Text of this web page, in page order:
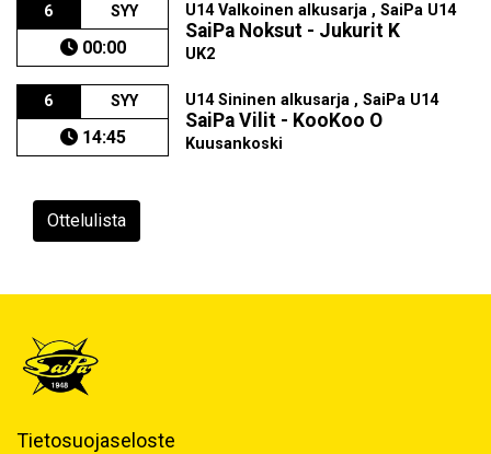
6 SYY
00:00
U14 Valkoinen alkusarja , SaiPa U14
SaiPa Noksut - Jukurit K
UK2
6 SYY
14:45
U14 Sininen alkusarja , SaiPa U14
SaiPa Vilit - KooKoo O
Kuusankoski
Ottelulista
Tietosuojaseloste